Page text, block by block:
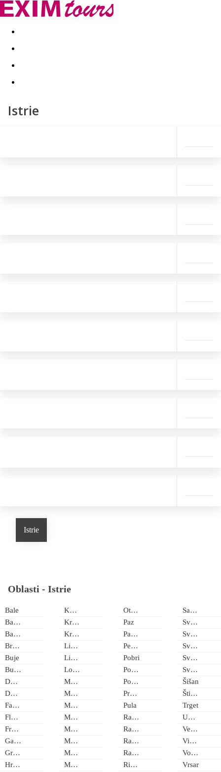
Akční nabídky Last minute
Istrie
Istrie
Oblasti - Istrie
Bale
Barban
Barbariga
Brseč
Buje
Buzet
Duga Luka
Duga Uvala
Fažana
Flengi
Frankovići
Gajana
Gračišće
Hreljići
Koromačno
Kranjčicí
Krnica
Lindar
Livade
Lovran
Mali Turini
Marceljani
Marčana
Marići
Matohanci
Medulin
Medveja
Moščenička Draga
Otok Veliki Brijun
Paz
Pazin
Petehi
Pobri
Poljane
Poreč
Premantura
Pula
Rabac
Radmani
Rakalj
Ravni
Ripenda Kras
Savudrija
Sveta Marina
Sveti Lovreč
Sveti Martin
Sveti Petar u Šumi
Svetvinčenat
Šišan
Štinjan
Trget
Umag
Veprinac
Vižinada
Vodnjan
Vrsar